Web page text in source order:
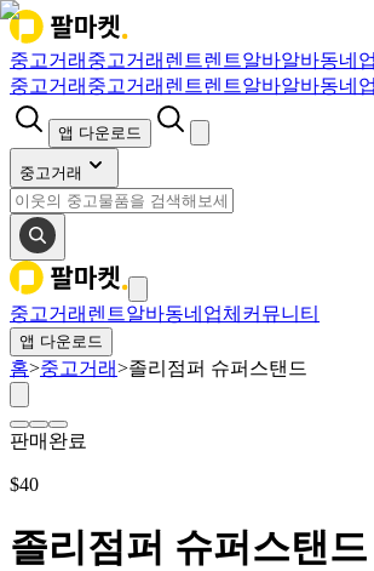
중고거래 중고거래 렌트렌트알바알바동네
중고거래 중고거래 렌트렌트알바알바동네
앱 다운로드
중고거래
중고거래 렌트알바동네업체 커뮤니티
앱 다운로드
홈>중고거래>졸리점퍼 슈퍼스탠드
판매완료
$40
졸리점퍼 슈퍼스탠드